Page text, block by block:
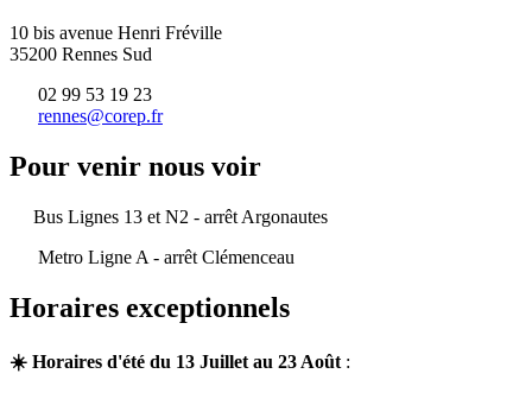
10 bis avenue Henri Fréville
35200 Rennes Sud
02 99 53 19 23
rennes@corep.fr
Pour venir nous voir
Bus Lignes 13 et N2 - arrêt Argonautes
Metro Ligne A - arrêt Clémenceau
Horaires exceptionnels
☀️ Horaires d'été du 13 Juillet au 23 Août :